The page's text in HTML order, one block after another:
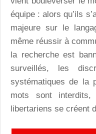
équipe : alors qu’ils
majeure sur le
même réussir à
la recherche est
surveillés, les
systématiques de la
mots sont interdits,
libertariens se créent